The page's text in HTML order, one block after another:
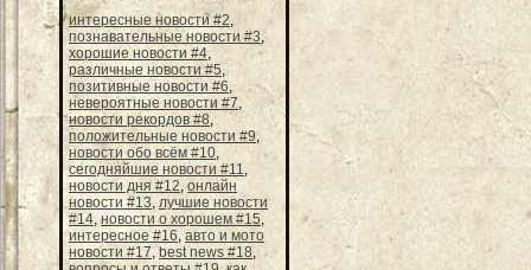
интересные новости #2,
познавательные новости #3,
хорошие новости #4,
различные новости #5,
позитивные новости #6,
невероятные новости #7,
новости рекордов #8,
положительные новости #9,
новости обо всём #10,
сегодняйшие новости #11,
новости дня #12, онлайн
новости #13, лучшие новости
#14,новости о хорошем #15,
интересное #16, авто и мото
новости #17, best news #18,